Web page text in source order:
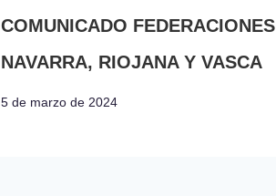
COMUNICADO FEDERACIONES
NAVARRA, RIOJANA Y VASCA
5 de marzo de 2024